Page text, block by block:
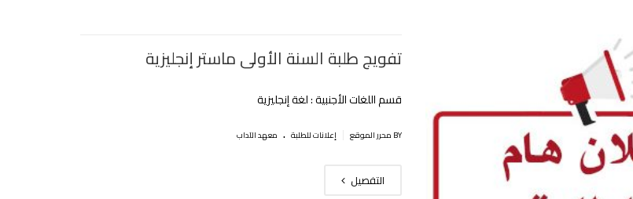
تفويج طلبة السنة الأولى ماستر إنجليزية
قسم اللغات الأجنبية : لغة إنجليزية
BY محرر الموقع إعلانات للطلبة . معهد الآداب
التفصيل